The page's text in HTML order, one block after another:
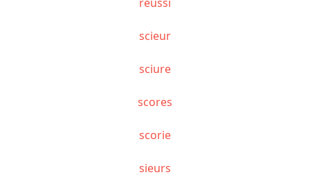
scieur
sciure
scores
scorie
sieurs